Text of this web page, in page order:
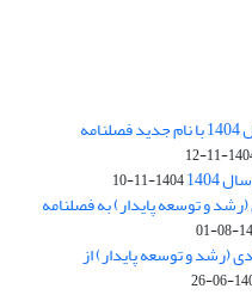
بارگذاری فایل کلی مقالات فصل پاییز سال 1404 با نام جدید فصلنامه
1404-
1404-11-10
و توسعه پایدار) به فصلنامه
(رشد و توسعه پایدار) از